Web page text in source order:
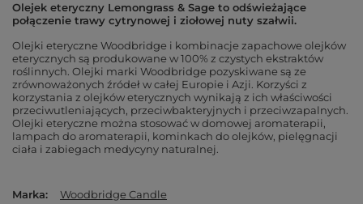
Olejek eteryczny Lemongrass & Sage to odświeżające
połączenie trawy cytrynowej i ziołowej nuty szałwii.
Olejki eteryczne Woodbridge i kombinacje zapachowe olejków
eterycznych są produkowane w 100% z czystych ekstraktów
roślinnych. Olejki marki Woodbridge pozyskiwane są ze
zrównoważonych źródeł w całej Europie i Azji. Korzyści z
korzystania z olejków eterycznych wynikają z ich właściwości
przeciwutleniających, przeciwbakteryjnych i przeciwzapalnych.
Olejki eteryczne można stosować w domowej aromaterapii,
lampach do aromaterapii, kominkach do olejków, pielęgnacji
ciała i zabiegach medycyny naturalnej.
Marka Woodbridge Candle